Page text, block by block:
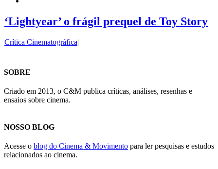
‘Lightyear’ o frágil prequel de Toy Story
Crítica Cinematográfica|
SOBRE
Criado em 2013, o C&M publica críticas, análises, resenhas e
ensaios sobre cinema.
NOSSO BLOG
Acesse o blog do Cinema & Movimento para ler pesquisas e estudos
relacionados ao cinema.